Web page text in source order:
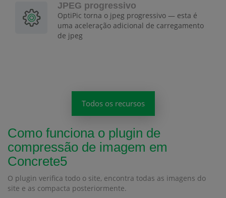
JPEG progressivo
OptiPic torna o jpeg progressivo — esta é
uma aceleração adicional de carregamento
de jpeg
Todos os recursos
Como funciona o plugin de
compressão de imagem em
Concrete5
O plugin verifica todo o site, encontra todas as imagens do
site e as compacta posteriormente.